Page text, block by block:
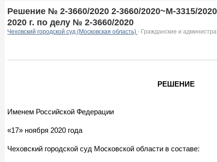
Решение № 2-3660/2020 2-3660/2020~М-3315/
2020 г. по делу № 2-3660/2020
Чеховский городской суд (Московская область) - Гражданские и
РЕШЕНИЕ
Именем Российской Федерации
«17» ноября 2020 года
Чеховский городской суд Московской области в составе: